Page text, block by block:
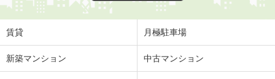
賃貸 月極駐車場
新築マンション 中古マンション